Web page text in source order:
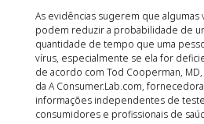
As evidências sugerem que
podem reduzir a probabilidade de
quantidade de tempo que uma
vírus, especialmente se ela for
de acordo com Tod Cooperman,
da A Consumer.Lab.com,
informações independentes de
consumidores e profissionais de